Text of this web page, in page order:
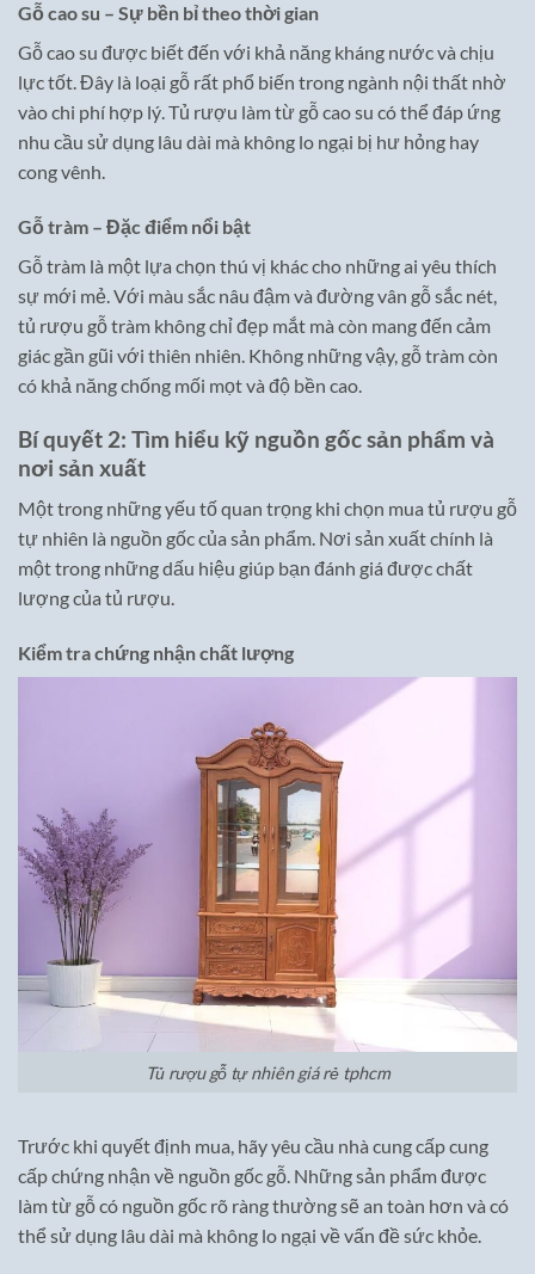
Gỗ cao su – Sự bền bỉ theo thời gian
Gỗ cao su được biết đến với khả năng kháng nước và chịu
lực tốt. Đây là loại gỗ rất phổ biến trong ngành nội thất nhờ
vào chi phí hợp lý. Tủ rượu làm từ gỗ cao su có thể đáp ứng
nhu cầu sử dụng lâu dài mà không lo ngại bị hư hỏng hay
cong vênh.
Gỗ tràm – Đặc điểm nổi bật
Gỗ tràm là một lựa chọn thú vị khác cho những ai yêu thích
sự mới mẻ. Với màu sắc nâu đậm và đường vân gỗ sắc nét,
tủ rượu gỗ tràm không chỉ đẹp mắt mà còn mang đến cảm
giác gần gũi với thiên nhiên. Không những vậy, gỗ tràm còn
có khả năng chống mối mọt và độ bền cao.
Bí quyết 2: Tìm hiểu kỹ nguồn gốc sản phẩm và
nơi sản xuất
Một trong những yếu tố quan trọng khi chọn mua tủ rượu gỗ
tự nhiên là nguồn gốc của sản phẩm. Nơi sản xuất chính là
một trong những dấu hiệu giúp bạn đánh giá được chất
lượng của tủ rượu.
Kiểm tra chứng nhận chất lượng
Tủ rượu gỗ tự nhiên giá rẻ tphcm
Trước khi quyết định mua, hãy yêu cầu nhà cung cấp cung
cấp chứng nhận về nguồn gốc gỗ. Những sản phẩm được
làm từ gỗ có nguồn gốc rõ ràng thường sẽ an toàn hơn và có
thể sử dụng lâu dài mà không lo ngại về vấn đề sức khỏe.